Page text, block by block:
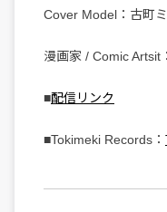
Cover Model：古町
漫画家 / Comic Artsit
■配信リンク
■Tokimeki Records：